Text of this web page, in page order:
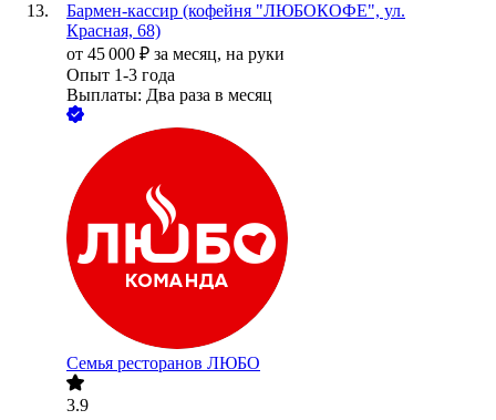
Бармен-кассир (кофейня "ЛЮБОКОФЕ", ул.
Красная, 68)
от 45 000 ₽ за месяц, на руки
Опыт 1-3 года
Выплаты: Два раза в месяц
Семья ресторанов ЛЮБО
3.9